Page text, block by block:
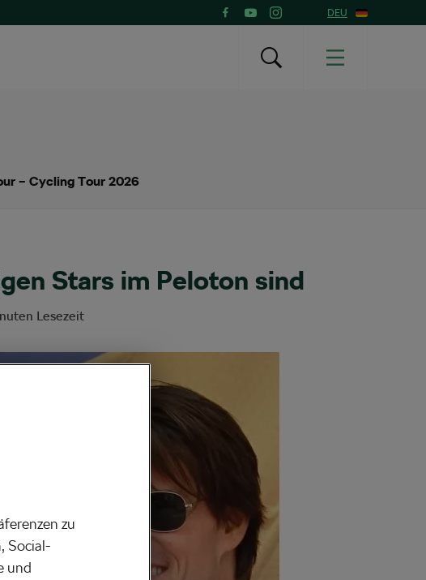
DEU
– Cycling Tour 2026
Stars im Peloton sind
Lesezeit
zu
Social-
und